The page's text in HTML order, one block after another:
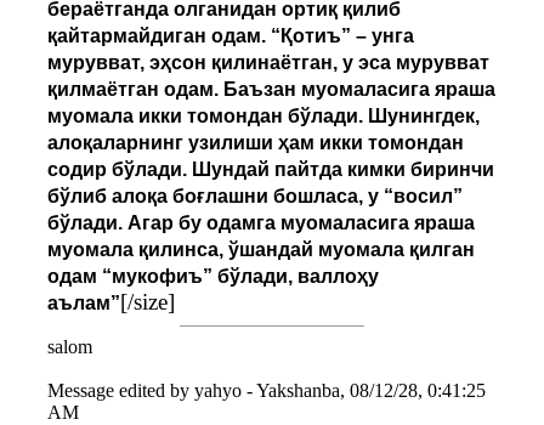
бераётганда олганидан ортиқ қилиб
қайтармайдиган одам. “Қотиъ” – унга
мурувват, эҳсон қилинаётган, у эса мурувват
қилмаётган одам. Баъзан муомаласига яраша
муомала икки томондан бўлади. Шунингдек,
алоқаларнинг узилиши ҳам икки томондан
содир бўлади. Шундай пайтда кимки биринчи
бўлиб алоқа боғлашни бошласа, у “восил”
бўлади. Агар бу одамга муомаласига яраша
муомала қилинса, ўшандай муомала қилган
одам “мукофиъ” бўлади, валлоҳу
аълам”[/size]
salom
Message edited by yahyo -Yakshanba, 08/12/28, 0:41:25
AM